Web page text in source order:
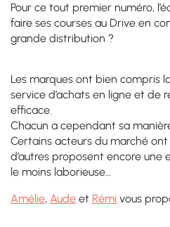
Pour ce tout premier numéro,
faire ses courses au Drive en
grande distribution ?
Les marques ont bien compris
service d’achats en ligne et de
efficace.
Chacun a cependant sa
Certains acteurs du marché ont
d’autres proposent encore une
le moins laborieuse…
Amélie, Aude et Rémi vous